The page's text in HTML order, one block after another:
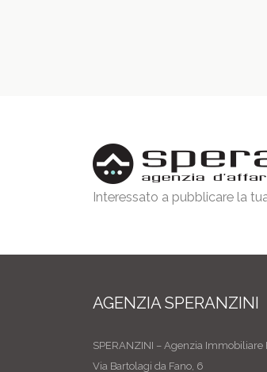
Interessato a pubblicare la
AGENZIA SPERANZINI
SPERANZINI – Agenzia Immobiliare
Via Bartolagi da Fano, 6